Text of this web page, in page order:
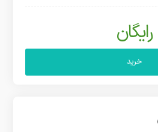
رایگان
خرید